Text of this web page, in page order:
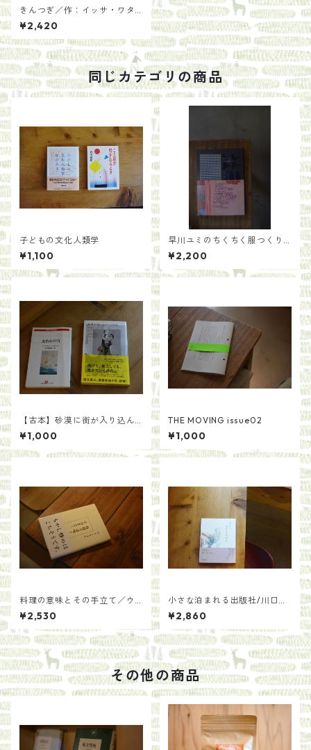
きんつぎ／作：イッサ・ワタ
ナベ 詩訳：柴田元幸
¥2,420
同じカテゴリの商品
子どもの文化人類学
¥1,100
早川ユミのちくちく服つくり
／早川ユミ
¥2,200
【古本】砂漠に街が入り込ん
だ日／グカ・ハン 著 原正人訳
¥1,000
THE MOVING issue02
¥1,000
料理の意味とその手立て／ウ
ー・ウェン
¥2,530
小さな泊まれる出版社/川口
瞬 來住友美
¥2,860
その他の商品